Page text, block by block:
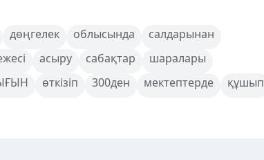
дөңгелек облысында
салдарынан
асыру сабақтар
шаралары
өткізіп 300ден мектептерде
құшып